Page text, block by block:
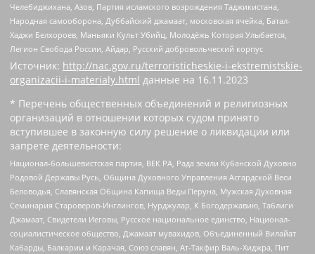
Челебиджихана, Азов, Партия исламского возрождения Таджикистана,
Народная самооборона, Дуббайский джамаат, московская ячейка, Батал-
Хаджи Белхороев, Маньяки Культ Убийц, Молодёжь Которая Улыбается,
Легион Свобода России, Айдар, Русский добровольческий корпус
Источник: http://nac.gov.ru/terroristicheskie-i-ekstremistskie-
organizacii-i-materialy.html данные на 16.11.2023
* Перечень общественных объединений и религиозных
организаций в отношении которых судом принято
вступившее в законную силу решение о ликвидации или
запрете деятельности:
Национал-большевистская партия, ВЕК РА, Рада земли Кубанской Духовно
Родовой Державы Русь, Община Духовного Управления Асгардской Веси
Беловодья, Славянская Община Капища Веды Перуна, Мужская Духовная
Семинария Староверов-Инглингов, Нурджулар, К Богодержавию, Таблиги
Джамаат, Свидетели Иеговы, Русское национальное единство, Национал-
социалистическое общество, Джамаат мувахидов, Объединенный Вилайат
Кабарды, Балкарии и Карачая, Союз славян, Ат-Такфир Валь-Хиджра, Пит